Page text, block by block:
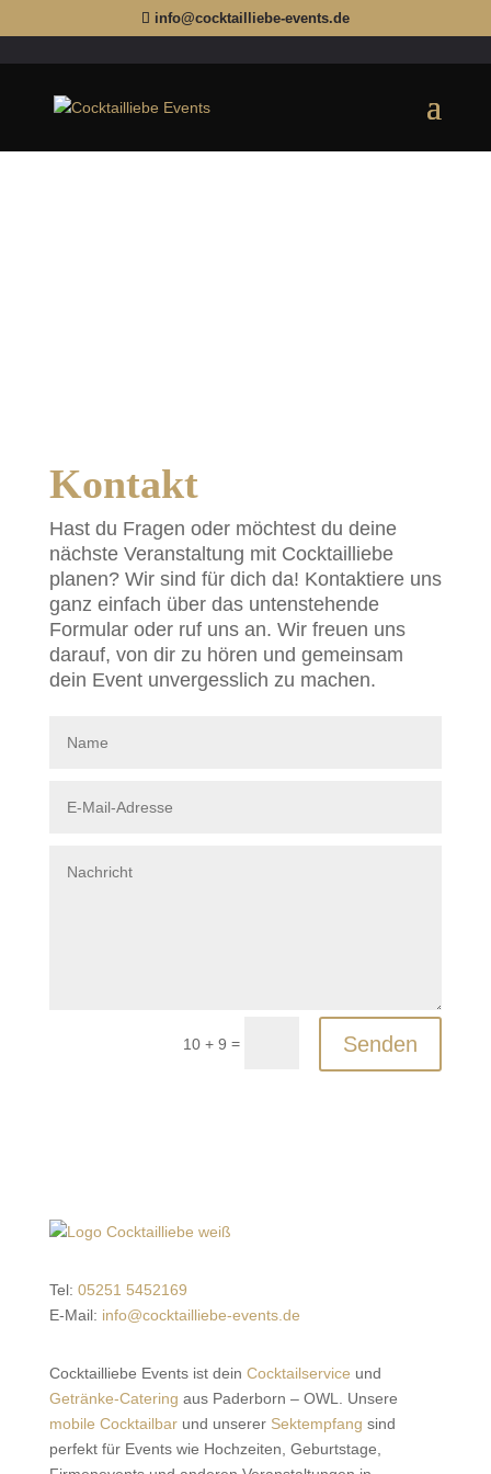
info@cocktailliebe-events.de
Kontakt
Hast du Fragen oder möchtest du deine
nächste Veranstaltung mit Cocktailliebe
planen? Wir sind für dich da! Kontaktiere uns
ganz einfach über das untenstehende
Formular oder ruf uns an. Wir freuen uns
darauf, von dir zu hören und gemeinsam
dein Event unvergesslich zu machen.
10 + 9 = Senden
Tel: 05251 5452169
E-Mail: info@cocktailliebe-events.de
Cocktailliebe Events ist dein Cocktailservice und
Getränke-Catering aus Paderborn – OWL. Unsere
mobile Cocktailbarund unserer Sektempfang sind
perfekt für Events wie Hochzeiten, Geburtstage,